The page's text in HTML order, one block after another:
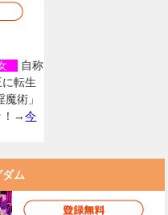
自称
転生
術」
！→今
ム